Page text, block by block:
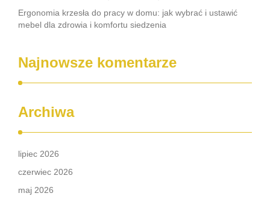
Ergonomia krzesła do pracy w domu: jak wybrać i ustawić
mebel dla zdrowia i komfortu siedzenia
Najnowsze komentarze
Archiwa
lipiec 2026
czerwiec 2026
maj 2026